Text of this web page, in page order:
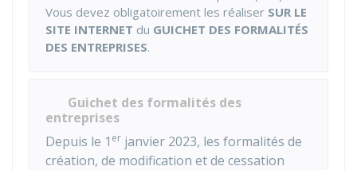
Vous devez obligatoirement les réaliser SUR LE
SITE INTERNET du GUICHET DES FORMALITÉS
DES ENTREPRISES.
Guichet des formalités des
entreprises
Depuis le 1 er janvier 2023, les formalités de
création, de modification et de cessation